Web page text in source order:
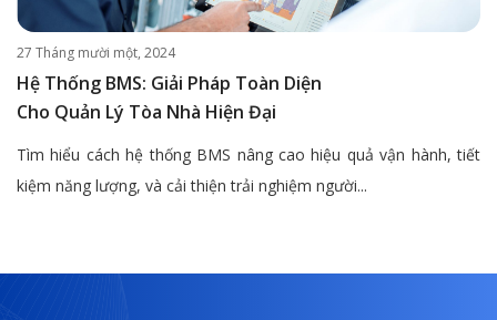
27 Tháng mười một, 2024
Hệ Thống BMS: Giải Pháp Toàn Diện
Cho Quản Lý Tòa Nhà Hiện Đại
Tìm hiểu cách hệ thống BMS nâng cao hiệu quả vận hành, tiết
kiệm năng lượng, và cải thiện trải nghiệm người...